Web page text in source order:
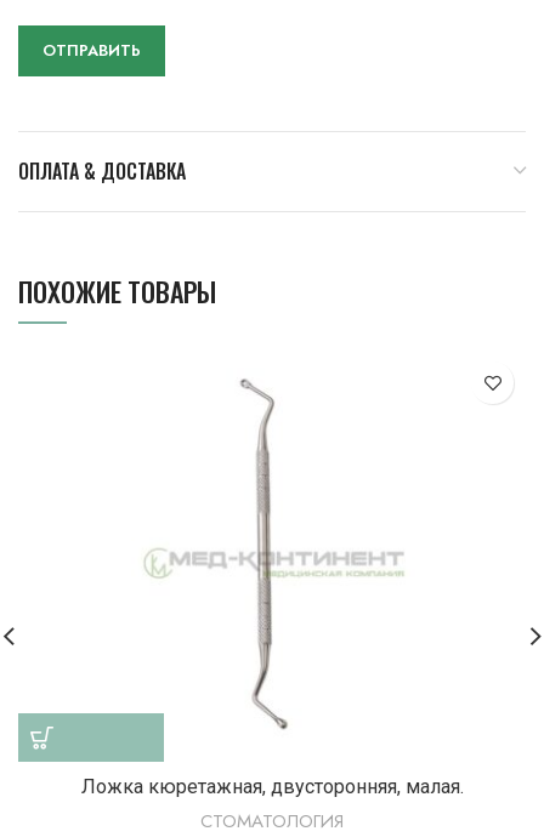
ОПЛАТА & ДОСТАВКА
ПОХОЖИЕ ТОВАРЫ
Ложка кюретажная, двусторонняя, малая.
СТОМАТОЛОГИЯ